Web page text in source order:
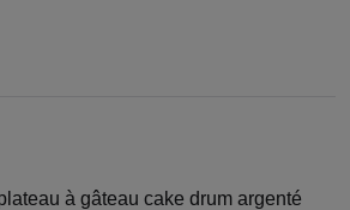
à gâteau cake drum argenté